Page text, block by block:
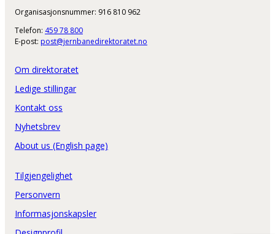
Organisasjonsnummer: 916 810 962
Telefon: 459 78 800
E-post: post@jernbanedirektoratet.no
Om direktoratet
Ledige stillingar
Kontakt oss
Nyhetsbrev
About us (English page)
Tilgjengelighet
Personvern
Informasjonskapsler